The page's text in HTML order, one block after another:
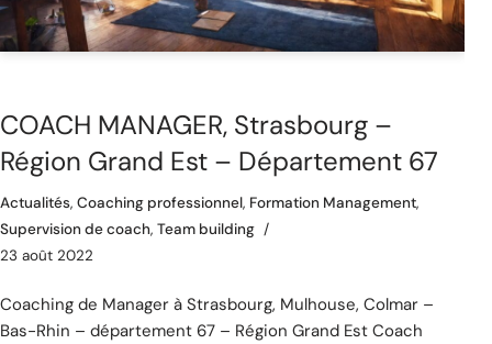
COACH MANAGER, Strasbourg –
Région Grand Est – Département 67
Actualités, Coaching professionnel, Formation Management,
Supervision de coach, Team building
23 août 2022
Coaching de Manager à Strasbourg, Mulhouse, Colmar –
Bas-Rhin – département 67 – Région Grand Est Coach